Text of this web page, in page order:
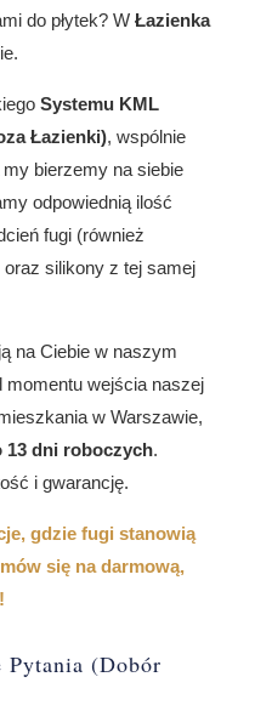
do płytek? W Łazienka
Systemu KML
Łazienki), wspólnie
bierzemy na siebie
odpowiednią ilość
fugi (również
silikony z tej samej
na Ciebie w naszym
wejścia naszej
w Warszawie,
13 dni roboczych.
i gwarancję.
gdzie fugi stanowią
się na darmową,
Pytania (Dobór